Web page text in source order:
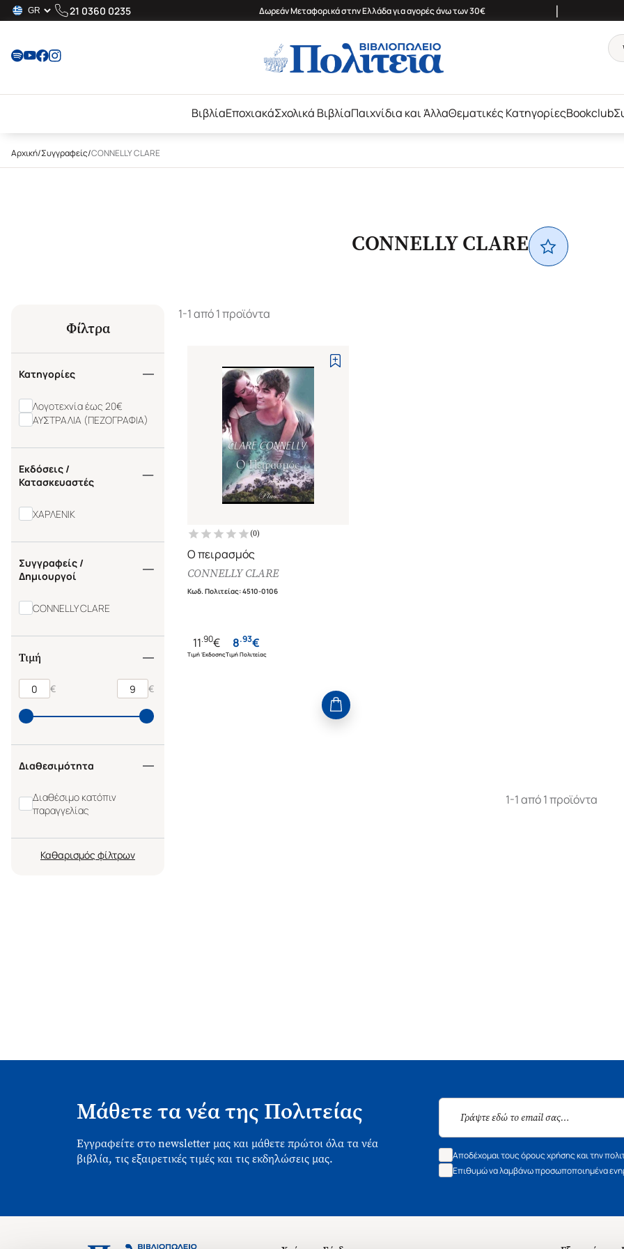
21 0360 0235 Δωρεάν Μεταφορικά στην Ελλάδα για αγορές άνω των 30€ |
ΒιβλίαΕποχιακάΣχολικά ΒιβλίαΠαιχνίδια και ΆλλαΘεματικές ΚατηγορίεςBookclub
Αρχική/Συγγραφείς/CONNELLY CLARE
CONNELLY CLARE
Φίλτρα
Κατηγορίες
Λογοτεχνία έως 20€
ΑΥΣΤΡΑΛΙΑ (ΠΕΖΟΓΡΑΦΙΑ)
Εκδόσεις /
Κατασκευαστές
ΧΑΡΛΕΝΙΚ
Συγγραφείς /
Δημιουργοί
CONNELLY CLARE
Τιμή
€ €
Διαθεσιμότητα
Διαθέσιμο κατόπιν
παραγγελίας
Καθαρισμός
1-1 από 1 προϊόντα
(0)
Ο πειρασμός
CONNELLY CLARE
Κωδ. Πολιτείας:4510-0106
11.90€
Τιμή Έκδοσης
8.93€
Τιμή Πολιτείας
1-1 από 1 προϊόντα
Μάθετε τα νέα της Πολιτείας
Εγγραφείτε στο newsletter μας και μάθετε πρώτοι όλα τα νέα
βιβλία, τις εξαιρετικές τιμές και τις εκδηλώσεις μας.
Αποδέχομαι τους όρους χρήσης και την
Επιθυμώ να λαμβάνω προσωποποιημένα